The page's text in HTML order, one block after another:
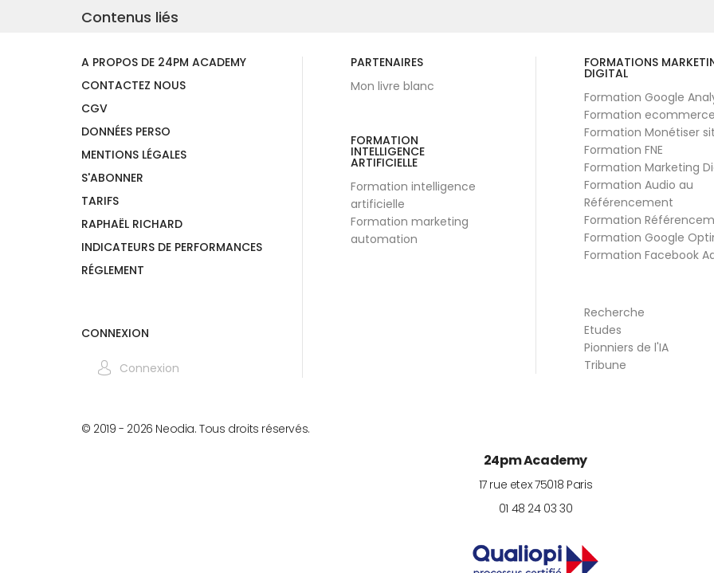
Contenus liés
A PROPOS DE 24PM ACADEMY
CONTACTEZ NOUS
CGV
DONNÉES PERSO
MENTIONS LÉGALES
S'ABONNER
TARIFS
RAPHAËL RICHARD
INDICATEURS DE PERFORMANCES
RÉGLEMENT
CONNEXION
Connexion
PARTENAIRES
Mon livre blanc
FORMATION
INTELLIGENCE
ARTIFICIELLE
Formation intelligence
artificielle
Formation marketing
automation
FORMATIONS
DIGITAL
Formation Google
Formation
Formation Monétiser
Formation FNE
Formation Marketing
Formation Audio au
Référencement
Formation
Formation Google
Formation Facebook
Recherche
Etudes
Pionniers de l'IA
Tribune
© 2019 - 2026 Neodia. Tous droits réservés.
24pm Academy
17 rue etex 75018 Paris
01 48 24 03 30